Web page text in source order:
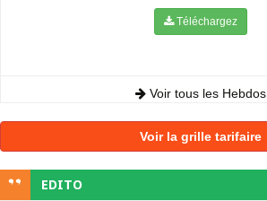
Téléchargez
Voir tous les Hebdos
Voir la grille tarifaire
EDITO